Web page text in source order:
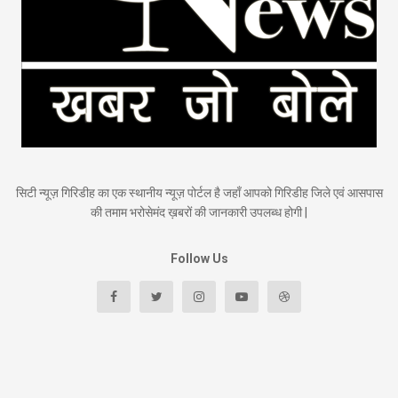
सिटी न्यूज़ गिरिडीह का एक स्थानीय न्यूज़ पोर्टल है जहाँ आपको गिरिडीह जिले एवं आसपास
की तमाम भरोसेमंद ख़बरों की जानकारी उपलब्ध होगी |
Follow Us